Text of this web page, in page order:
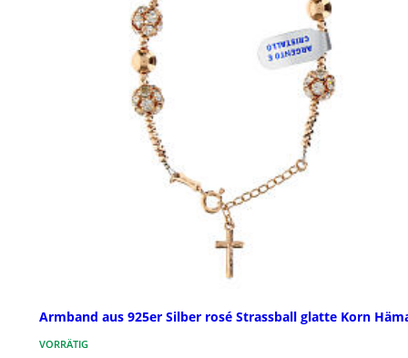
Armband aus 925er Silber rosé Strassball glatte Korn
VORRÄTIG